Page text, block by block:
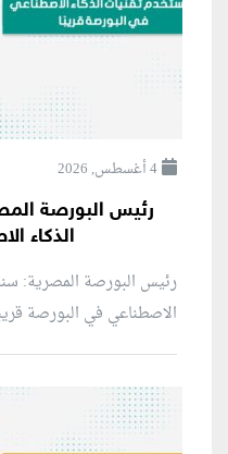
4 أغسطس, 2026
رئيس البورصة
الذكاء
رئيس البورصة المصرية:
الاصطناعي في البورصة